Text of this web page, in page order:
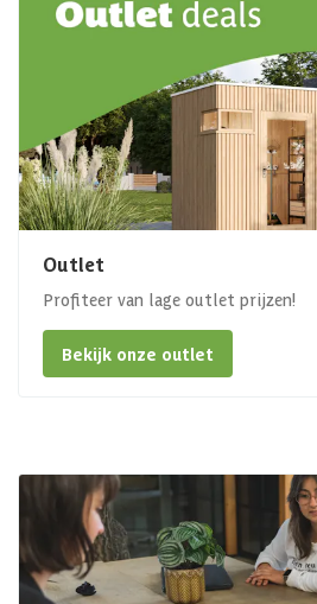
Outlet
Profiteer van lage outlet prijzen!
Bekijk onze outlet